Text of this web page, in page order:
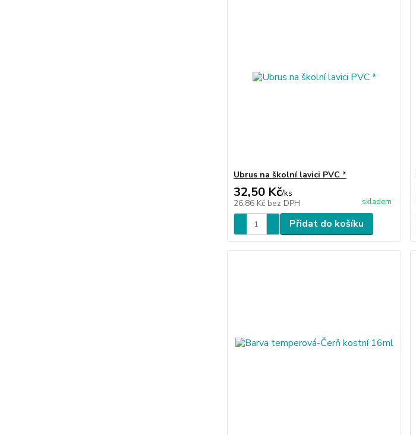
Ubrus na školní lavici PVC *
32,50 Kč/ks
26,86 Kč bez DPH skladem
Přidat do košíku